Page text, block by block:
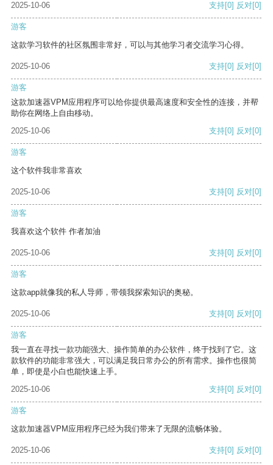
2025-10-06 支持[0] 反对[0]
游客
这款学习软件的社区氛围非常好，可以与其他学习者交流学习心得。
2025-10-06 支持[0] 反对[0]
游客
这款加速器VPM应用程序可以给你提供最高速度和安全性的连接，并帮
助你在网络上自由移动。
2025-10-06
支持[0] 反对[0]
游客
这个软件我非常喜欢
2025-10-06 支持[0] 反对[0]
游客
我喜欢这个软件 作者加油
2025-10-06 支持[0] 反对[0]
游客
这款app就像我的私人导师，带领我探索知识的奥秘。
2025-10-06 支持[0] 反对[0]
游客
我一直在寻找一款功能强大、操作简单的办公软件，终于找到了它。这
款软件的功能非常强大，可以满足我日常办公的所有需求。操作也很简
单，即使是小白也能快速上手。
2025-10-06
支持[0] 反对[0]
游客
这款加速器VPM应用程序已经为我们带来了无限的流畅体验。
2025-10-06 支持[0] 反对[0]